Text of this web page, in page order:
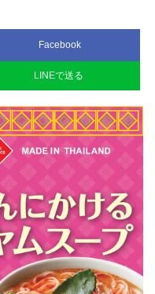
Facebook
LINEで送る